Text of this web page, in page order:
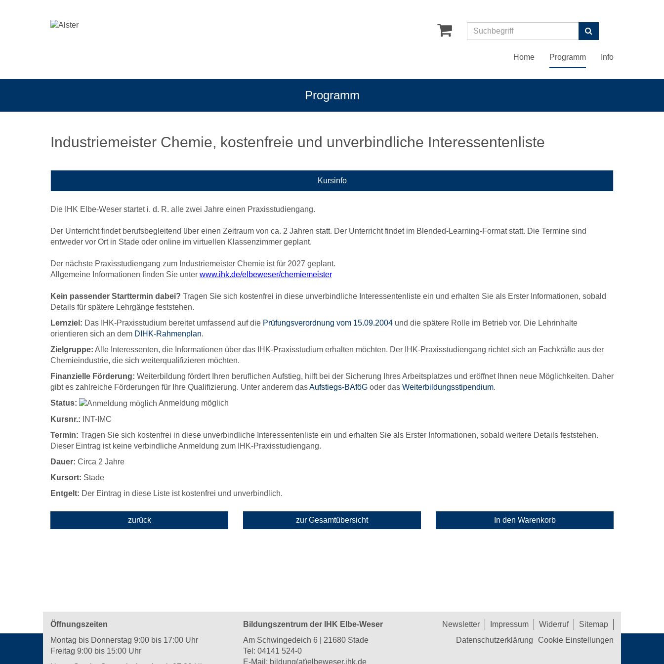
Suchen
Home Programm Info
Programm
Industriemeister Chemie, kostenfreie und unverbindliche Interessentenliste
Kursinfo
Die IHK Elbe-Weser startet i. d. R. alle zwei Jahre einen Praxisstudiengang.
Der Unterricht findet berufsbegleitend über einen Zeitraum von ca. 2 Jahren statt. Der Unterricht findet im Blended-Learning-Format statt. Die Termine sind
entweder vor Ort in Stade oder online im virtuellen Klassenzimmer geplant.
Der nächste Praxisstudiengang zum Industriemeister Chemie ist für 2027 geplant.
Allgemeine Informationen finden Sie unter www.ihk.de/elbeweser/chemiemeister
Kein passender Starttermin dabei? Tragen Sie sich kostenfrei in diese unverbindliche Interessentenliste ein und erhalten Sie als Erster Informationen, sobald
Details für spätere Lehrgänge feststehen.
Lernziel: Das IHK-Praxisstudium bereitet umfassend auf die Prüfungsverordnung vom 15.09.2004 und die spätere Rolle im Betrieb vor. Die Lehrinhalte
orientieren sich an dem DIHK-Rahmenplan.
Zielgruppe: Alle Interessenten, die Informationen über das IHK-Praxisstudium erhalten möchten. Der IHK-Praxisstudiengang richtet sich an Fachkräfte aus der
Chemieindustrie, die sich weiterqualifizieren möchten.
Finanzielle Förderung: Weiterbildung fördert Ihren beruflichen Aufstieg, hilft bei der Sicherung Ihres Arbeitsplatzes und eröffnet Ihnen neue Möglichkeiten. Daher
gibt es zahlreiche Förderungen für Ihre Qualifizierung. Unter anderem dasAufstiegs-BAföG oder das Weiterbildungsstipendium.
Status:
Anmeldung möglich
Kursnr.: INT-IMC
Termin: Tragen Sie sich kostenfrei in diese unverbindliche Interessentenliste ein und erhalten Sie als Erster Informationen, sobald weitere Details feststehen.
Dieser Eintrag ist keine verbindliche Anmeldung zum IHK-Praxisstudiengang.
Dauer: Circa 2 Jahre
Kursort: Stade
Entgelt: Der Eintrag in diese Liste ist kostenfrei und unverbindlich.
zurück zur Gesamtübersicht In den Warenkorb
Öffnungszeiten
Montag bis Donnerstag 9:00 bis 17:00 Uhr
Freitag 9:00 bis 15:00 Uhr
Bildungszentrum der IHK Elbe-Weser
Am Schwingedeich 6 | 21680 Stade
Tel: 04141 524-0
E-Mail: bildung(at)elbeweser.ihk.de
Newsletter Impressum Widerruf
Sitemap
Datenschutzerklärung
Cookie Einstellungen